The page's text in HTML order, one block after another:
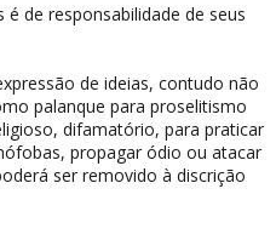
de responsabilidade de seus
de ideias, contudo não
palanque para proselitismo
difamatório, para praticar
propagar ódio ou atacar
ser removido à discrição